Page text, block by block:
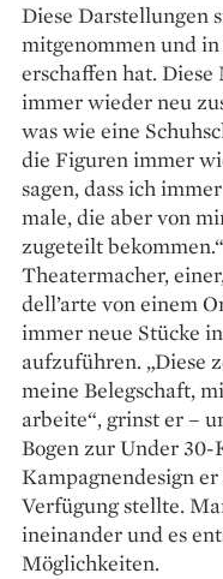
Diese Darstellungen
mitgenommen und
erschaffen hat.
immer wieder neu
was wie eine
die Figuren immer
sagen, dass ich
male, die aber von
zugeteilt
Theatermacher,
dell’arte von einem
immer neue Stücke
aufzuführen. „Diese
meine Belegschaft,
arbeite“, grinst er –
Bogen zur Under
Kam­pagnendesign
Verfügung stellte.
ineinander und es
Möglichkeiten.